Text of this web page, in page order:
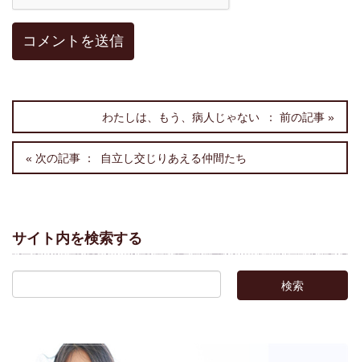
わたしは、もう、病人じゃない
自立し交じりあえる仲間たち
サイト内を検索する